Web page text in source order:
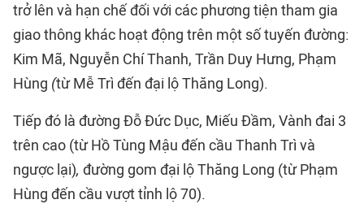
trở lên và hạn chế đối với các phương tiện tham gia
giao thông khác hoạt động trên một số tuyến đường:
Kim Mã, Nguyễn Chí Thanh, Trần Duy Hưng, Phạm
Hùng (từ Mễ Trì đến đại lộ Thăng Long).
Tiếp đó là đường Đỗ Đức Dục, Miếu Đầm, Vành đai 3
trên cao (từ Hồ Tùng Mậu đến cầu Thanh Trì và
ngược lại), đường gom đại lộ Thăng Long (từ Phạm
Hùng đến cầu vượt tỉnh lộ 70).